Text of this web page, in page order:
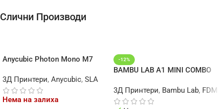
Слични Производи
Anycubic Photon Mono M7
3Д Принтери, Anycubic, SLA
Нема на залиха
-12%
BAMBU LAB A1 MINI COMBO
3Д Принтери, Bambu Lab, FDM